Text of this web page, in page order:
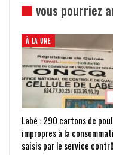
vous pourriez
À LA UNE
Labé : 290 cartons de
impropres à la
saisis par le service